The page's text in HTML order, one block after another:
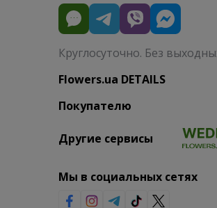
Круглосуточно. Без
Flowers.ua DETAILS
Покупателю
Другие сервисы
Мы в социальных сетях